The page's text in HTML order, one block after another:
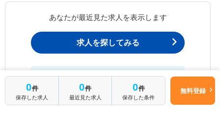
あなたが最近見た求人を表示します
求人を探してみる
最近見た求人一覧ページから、
お問い合わせが可能です。
0件
保存した求人
0件
最近見た求人
0件
保存した条件
無料登録